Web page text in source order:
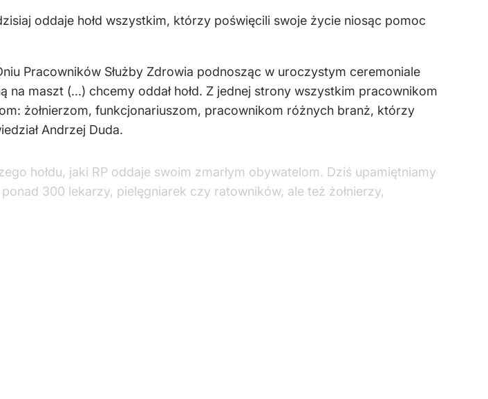
oddaje hołd wszystkim, którzy poświęcili swoje życie niosąc pomoc
Pracowników Służby Zdrowia podnosząc w uroczystym ceremoniale
maszt (...) chcemy oddał hołd. Z jednej strony wszystkim pracownikom
żołnierzom, funkcjonariuszom, pracownikom różnych branż, którzy
Andrzej Duda.
hołdu, jaki RP oddaje swoim zmarłym obywatelom. Dziś upamiętniamy
300 lekarzy, pielęgniarek czy ratowników, ale też żołnierzy,